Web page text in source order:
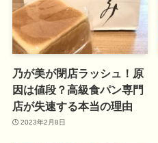
乃が美が閉店ラッシュ！原
因は値段？高級食パン専門
店が失速する本当の理由
2023年2月8日